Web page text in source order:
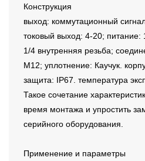
Конструкция
выход: коммутационный
токовый выход: 4-20;
1/4 внутренняя резьба;
M12; уплотнение: Каучук.
защита: IP67. температура
Такое сочетание
время монтажа и упростить
серийного оборудования.
Применение и параметры